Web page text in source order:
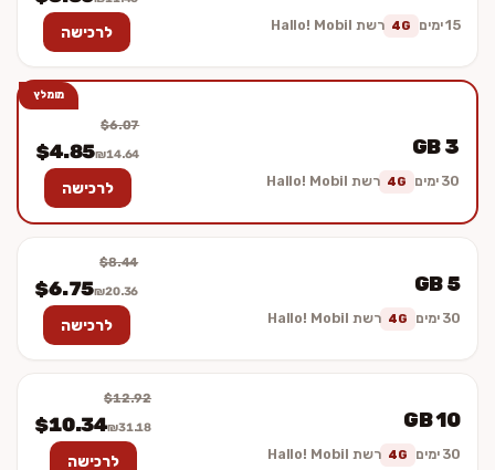
15 ימים 4G רשת Hallo! Mobil לרכישה
מומלץ
3 GB
30 ימים 4G רשת Hallo! Mobil
$6.07
$4.85₪14.64
לרכישה
5 GB
30 ימים 4G רשת Hallo! Mobil
$8.44
$6.75₪20.36
לרכישה
10 GB
30 ימים 4G רשת Hallo! Mobil
$12.92
$10.34₪31.18
לרכישה